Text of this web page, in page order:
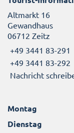
Altmarkt 16
Gewandhaus
06712 Zeitz
+49 3441 83-291
+49 3441 83-292
Nachricht
Montag
Dienstag